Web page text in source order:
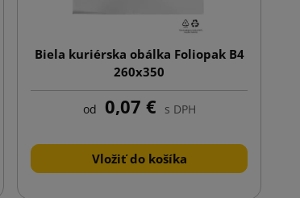
Biela kuriérska obálka Foliopak B4
260x350
od 0,07 € s DPH
Vložiť do košíka